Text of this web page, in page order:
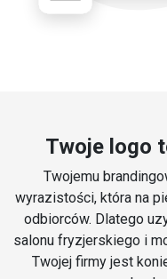
Twoje logo
Twojemu
wyrazistości, która na
odbiorców. Dlatego
salonu fryzjerskiego i
Twojej firmy jest